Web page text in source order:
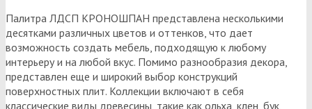
Палитра ЛДСП КРОНОШПАН представлена несколькими
десятками различных цветов и оттенков, что дает
возможность создать мебель, подходящую к любому
интерьеру и на любой вкус. Помимо разнообразия декора,
представлен еще и широкий выбор конструкций
поверхностных плит. Коллекции включают в себя
классические виды древесины, такие как ольха, клен, бук,